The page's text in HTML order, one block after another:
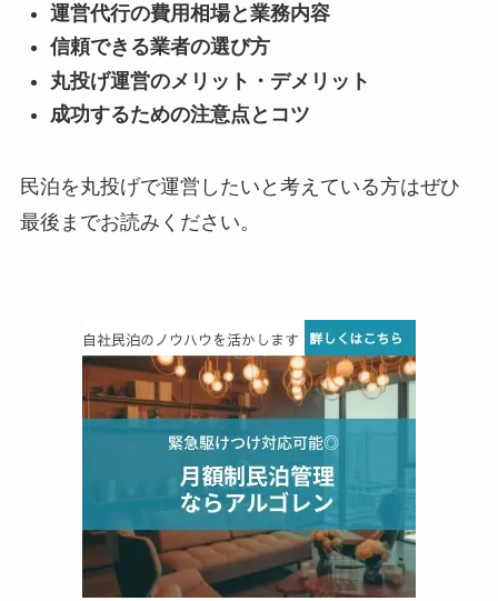
運営代行の費用相場と業務内容
信頼できる業者の選び方
丸投げ運営のメリット・デメリット
成功するための注意点とコツ
民泊を丸投げで運営したいと考えている方はぜひ
最後までお読みください。